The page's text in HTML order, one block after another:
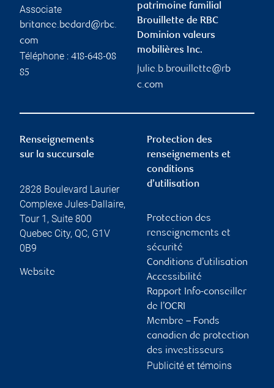
Associate
britanee.bedard@rbc.
com
Téléphone : 418-648-08
85
patrimoine familial
Brouillette de RBC
Dominion valeurs
mobilières Inc.
julie.b.brouillette@rb
c.com
Renseignements
sur la succursale
2828 Boulevard Laurier
Complexe Jules-Dallaire,
Tour 1, Suite 800
Quebec City, QC, G1V
0B9
Website
Protection des
renseignements et
conditions
d’utilisation
Protection des
renseignements et
sécurité
Conditions d’utilisation
Accessibilité
Rapport Info-conseiller
de l’OCRI
Membre – Fonds
canadien de protection
des investisseurs
Publicité et témoins